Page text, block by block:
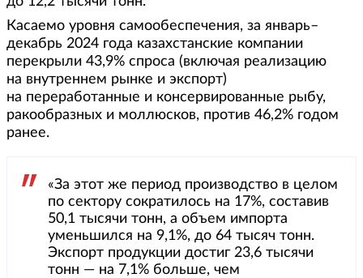
Касаемо уровня самообеспечения, за январь–
декабрь 2024 года казахстанские компании
перекрыли 43,9% спроса (включая реализацию
на внутреннем рынке и экспорт)
на переработанные и консервированные рыбу,
ракообразных и моллюсков, против 46,2% годом
ранее.
«За этот же период производство в целом
по сектору сократилось на 17%, составив
50,1 тысячи тонн, а объем импорта
уменьшился на 9,1%, до 64 тысяч тонн.
Экспорт продукции достиг 23,6 тысячи
тонн — на 7,1% больше, чем